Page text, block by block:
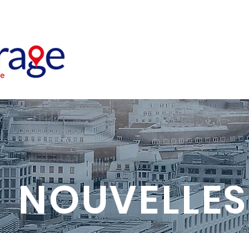
NOUVELLES